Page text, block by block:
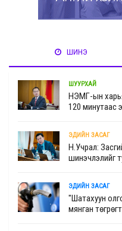
ШИНЭ
ШУУРХАЙ
НЭМГ-ын
120 минутаас
ЭДИЙН ЗАСАГ
Н.Учрал:
шинэчлэлийг
ЭДИЙН ЗАСАГ
"Шатахуун
мянган